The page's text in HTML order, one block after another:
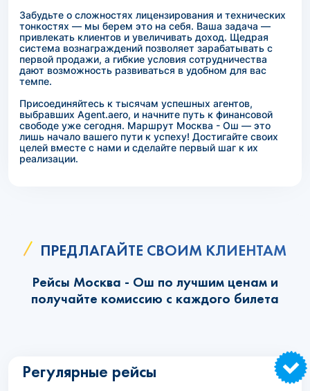
Забудьте о сложностях лицензирования и технических
тонкостях — мы берем это на себя. Ваша задача —
привлекать клиентов и увеличивать доход. Щедрая
система вознаграждений позволяет зарабатывать с
первой продажи, а гибкие условия сотрудничества
дают возможность развиваться в удобном для вас
темпе.
Присоединяйтесь к тысячам успешных агентов,
выбравших Agent.aero, и начните путь к финансовой
свободе уже сегодня. Маршрут Москва - Ош — это
лишь начало вашего пути к успеху! Достигайте своих
целей вместе с нами и сделайте первый шаг к их
реализации.
ПРЕДЛАГАЙТЕ СВОИМ КЛИЕНТАМ
Рейсы Москва - Ош по лучшим ценам и
получайте комиссию с каждого билета
Регулярные рейсы